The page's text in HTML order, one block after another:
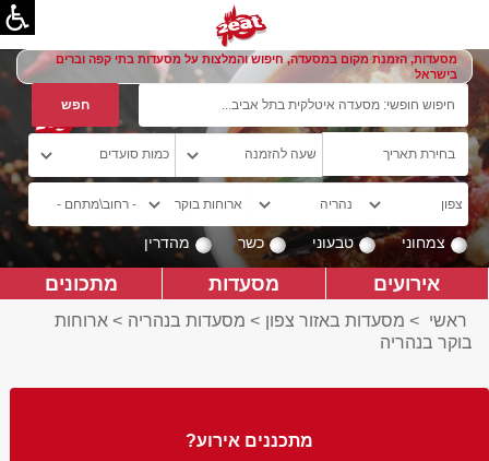
מסעדות, הזמנת מקום במסעדה, חיפוש והמלצות על מסעדות בתי קפה וברים
בישראל
צמחוני טבעוני כשר מהדרין
אירועים מסעדות מתכונים
ראשי > מסעדות באזור צפון > מסעדות בנהריה > ארוחות
בוקר בנהריה
מתכננים אירוע?